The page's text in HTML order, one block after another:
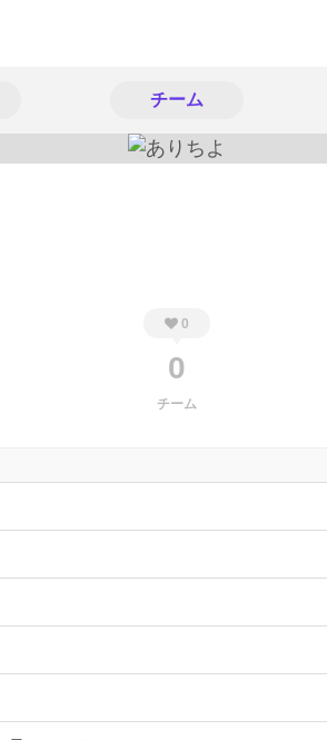
チーム
0
0
チーム